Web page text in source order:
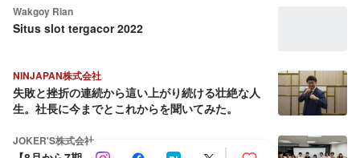
Wakgoy Rian
Situs slot tergacor 2022
NINJAPAN株式会社
失敗と挫折の連続から這い上がり続ける壮絶な人
生。社長に今までとこれからを聞いてみた。
JOKER'S株式会社